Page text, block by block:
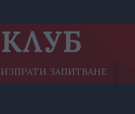
ИЗПРАТИ ЗАПИТВАНЕ